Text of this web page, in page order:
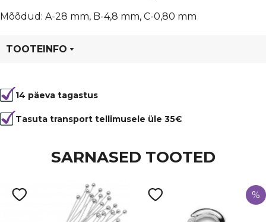
Mõõdud: A-28 mm, B-4,8 mm, C-0,80 mm
TOOTEINFO
Värvus
Hõbedane
Materjal
väärismetall
14 päeva tagastus
Tasuta transport tellimusele üle 35€
SARNASED TOOTED
%